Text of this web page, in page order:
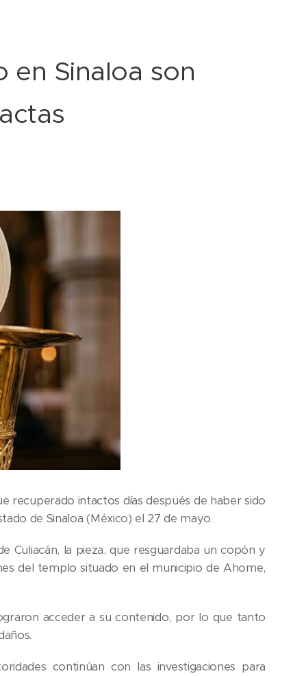
en Sinaloa son
recuperado intactos días después de haber sido
de Sinaloa (México) el 27 de mayo.
Culiacán, la pieza, que resguardaba un copón y
del templo situado en el municipio de Ahome,
acceder a su contenido, por lo que tanto
continúan con las investigaciones para